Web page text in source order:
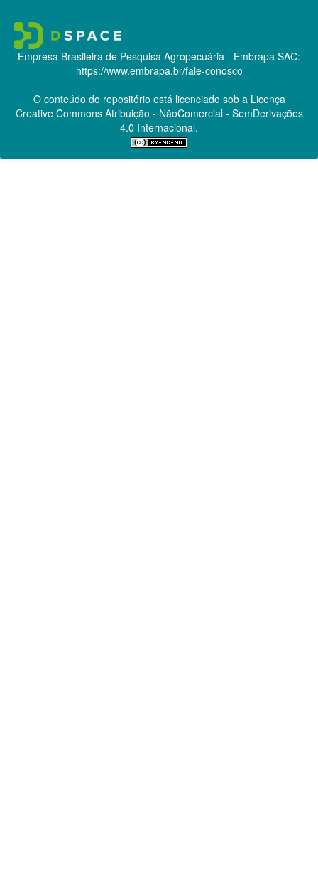
Empresa Brasileira de Pesquisa Agropecuária - Embrapa SAC:
https://www.embrapa.br/fale-conosco
O conteúdo do repositório está licenciado sob a Licença
Creative CommonsAtribuição - NãoComercial - SemDerivações
4.0 Internacional.